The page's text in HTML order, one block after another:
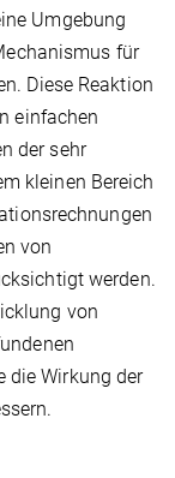
Umgebung
für
Diese Reaktion
einfachen
der sehr
kleinen Bereich
von
werden.
von
die Wirkung der